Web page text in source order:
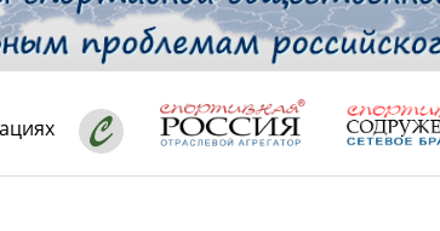
РЕСУРСНАЯ ПЛОЩАДКА